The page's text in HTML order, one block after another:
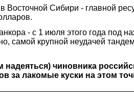
Восточной Сибири - главной
- с 1 июля этого года
самой крупной неудачей
чиновника
за лакомые куски на этом